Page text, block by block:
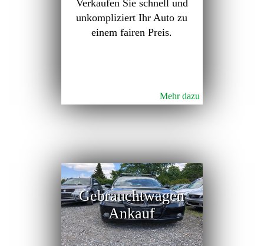
Verkaufen Sie schnell und
unkompliziert Ihr Auto zu
einem fairen Preis.
Mehr dazu
Gebrauchtwagen
Ankauf